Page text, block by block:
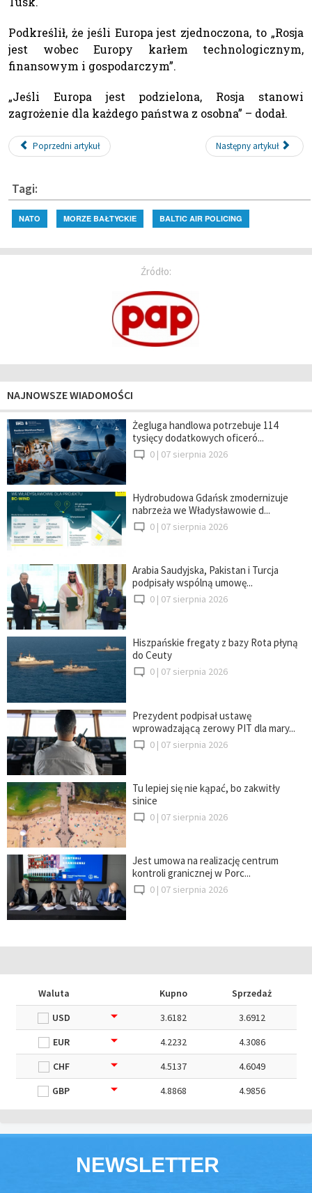
Podkreślił, że jeśli Europa jest zjednoczona, to „Rosja
jest wobec Europy karłem technologicznym,
finansowym i gospodarczym”.
„Jeśli Europa jest podzielona, Rosja stanowi
zagrożenie dla każdego państwa z osobna” – dodał.
Poprzedni artykuł Następny artykuł
Tagi:
NATO MORZE BAŁTYCKIE BALTIC AIR POLICING
Źródło:
NAJNOWSZE WIADOMOŚCI
Żegluga handlowa potrzebuje 114
tysięcy dodatkowych oficeró...
0 | 07 sierpnia 2026
Hydrobudowa Gdańsk zmodernizuje
nabrzeża we Władysławowie d...
0 | 07 sierpnia 2026
Arabia Saudyjska, Pakistan i Turcja
podpisały wspólną umowę...
0 | 07 sierpnia 2026
Hiszpańskie fregaty z bazy Rota płyną
do Ceuty
0 | 07 sierpnia 2026
Prezydent podpisał ustawę
wprowadzającą zerowy PIT dla mary...
0 | 07 sierpnia 2026
Tu lepiej się nie kąpać, bo zakwitły
sinice
0 | 07 sierpnia 2026
Jest umowa na realizację centrum
kontroli granicznej w Porc...
0 | 07 sierpnia 2026
Waluta Kupno
Sprzedaż
USD
3.6182
3.6912
EUR
4.2232
4.3086
CHF
4.5137
4.6049
GBP
4.8868 4.9856
NEWSLETTER